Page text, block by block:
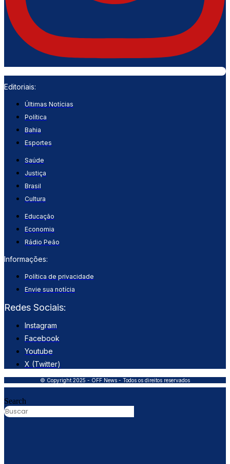
Editoriais:
Últimas Notícias
Política
Bahia
Esportes
Saúde
Justiça
Brasil
Cultura
Educação
Economia
Rádio Peão
Informações:
Política de privacidade
Envie sua notícia
Redes Sociais:
Instagram
Facebook
Youtube
X (Twitter)
© Copyright 2025 - OFF News - Todos os direitos reservados
Search